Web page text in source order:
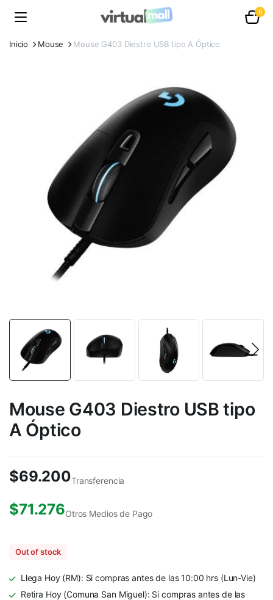
0
Inicio Mouse Mouse G403 Diestro USB tipo A Óptico
Mouse G403 Diestro USB tipo
A Óptico
$69.200Transferencia
$71.276Otros Medios de Pago
Out of stock
Llega Hoy (RM): Si compras antes de las 10:00 hrs (Lun-Vie)
Retira Hoy (Comuna San Miguel): Si compras antes de las